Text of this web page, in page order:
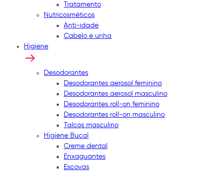
Tratamento
Nutricosméticos
Anti-idade
Cabelo e unha
Higiene
Desodorantes
Desodorantes aerosol feminino
Desodorantes aerosol masculino
Desodorantes roll-on feminino
Desodorantes roll-on masculino
Talcos masculino
Higiene Bucal
Creme dental
Enxaguantes
Escovas